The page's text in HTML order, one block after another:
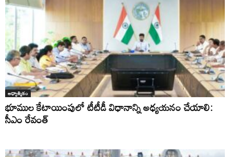
ఆధ్యాత్మికం
భూముల కేటాయింపులో టీటీడీ విధానాన్ని అధ్యయనం చేయాలి:
సీఎం రేవంత్